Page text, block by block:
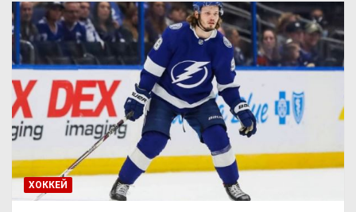
ХОККЕЙ